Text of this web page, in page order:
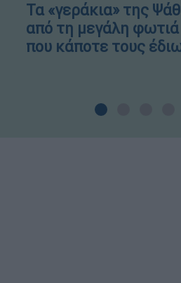
Τα «γεράκια» της
από τη μεγάλη φωτιά
που κάποτε τους